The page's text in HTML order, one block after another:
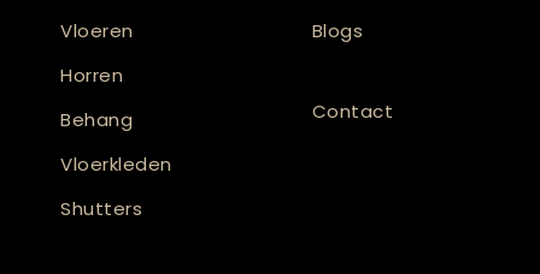
Vloeren
Horren
Behang
Vloerkleden
Shutters
Blogs
Contact